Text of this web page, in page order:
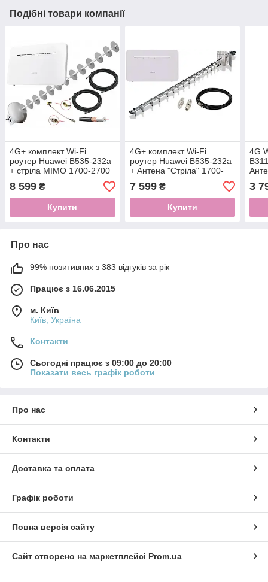
Подібні товари компанії
4G+ комплект Wi-Fi
роутер Huawei B535-232a
+ стріла MIMO 1700-2700
МГЦ 2*20 dBi
8 599 ₴
Купити
4G+ комплект Wi-Fi
роутер Huawei B535-232a
+ Антена "Стріла" 1700-
2170 МГц 21 dBi
7 599₴
Купити
4G
3
Про нас
99% позитивних з 383 відгуків за рік
Працює з 16.06.2015
м. Київ
Київ, Україна
Контакти
Сьогодні працює з 09:00 до 20:00
Показати весь графік роботи
Про нас
Контакти
Доставка та оплата
Графік роботи
Повна версія сайту
Сайт створено на маркетплейсі Prom.ua